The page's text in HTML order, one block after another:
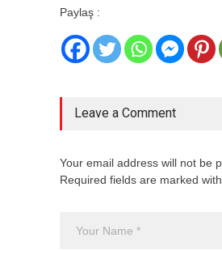
Paylaş :
Leave a Comment
Your email address will not be
Required fields are marked